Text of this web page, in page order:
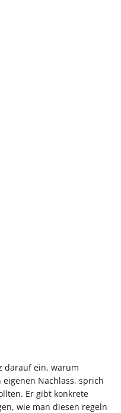
darauf ein, warum
Nachlass, sprich
Er gibt konkrete
wie man diesen regeln